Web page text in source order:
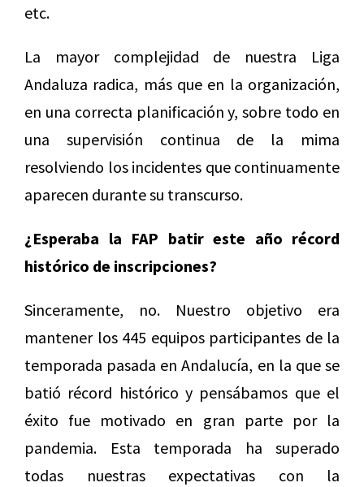
etc.
La mayor complejidad de nuestra Liga
Andaluza radica, más que en la organización,
en una correcta planificación y, sobre todo en
una supervisión continua de la mima
resolviendo los incidentes que continuamente
aparecen durante su transcurso.
¿Esperaba la FAP batir este año récord
histórico de inscripciones?
Sinceramente, no. Nuestro objetivo era
mantener los 445 equipos participantes de la
temporada pasada en Andalucía, en la que se
batió récord histórico y pensábamos que el
éxito fue motivado en gran parte por la
pandemia. Esta temporada ha superado
todas nuestras expectativas con la